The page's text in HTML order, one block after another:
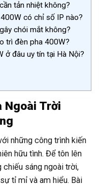
tản nhiệt không?
có chỉ số IP nào?
chói mắt không?
trì đèn pha 400W?
ở đâu uy tín tại Hà Nội?
Ngoài Trời
những công trình kiến
hữu tình. Để tôn lên
chiếu sáng ngoài trời,
tỉ mỉ và am hiểu. Bài